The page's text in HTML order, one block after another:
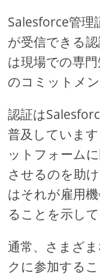
Salesforce管理
が受信できる
は現場での専
のコミットメ
認証は
普及していま
ットフォーム
させるのを助
はそれが雇用
ることを示して
通常、さまざ
クに参加する